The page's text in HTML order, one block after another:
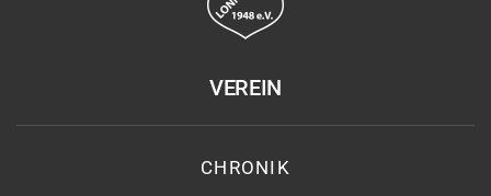
VEREIN
CHRONIK